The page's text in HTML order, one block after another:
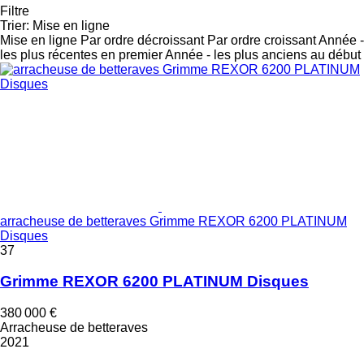
Filtre
Trier: Mise en ligne
Mise en ligne Par ordre décroissant Par ordre croissantAnnée -
les plus récentes en premierAnnée - les plus anciens au début
arracheuse de betteraves Grimme REXOR 6200 PLATINUM
Disques
37
Grimme REXOR 6200 PLATINUM Disques
380 000 €
Arracheuse de betteraves
2021